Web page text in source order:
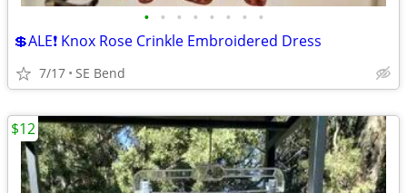
• • • • • • • •
💲ALE❗ Knox Rose Crinkle Embroidered Dress
7/17 SE Bend
$12